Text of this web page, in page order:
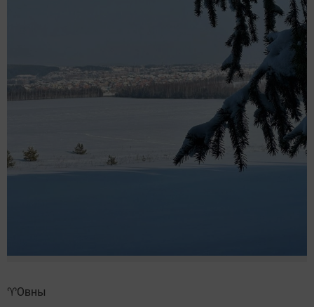
♈️Овны